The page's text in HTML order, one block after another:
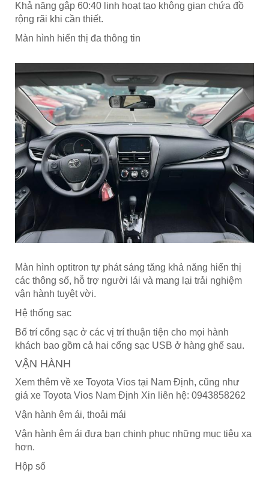
Khả năng gập 60:40 linh hoạt tạo không gian chứa đồ
rộng rãi khi cần thiết.
Màn hình hiển thị đa thông tin
Màn hình optitron tự phát sáng tăng khả năng hiển thị
các thông số, hỗ trợ người lái và mang lại trải nghiệm
vận hành tuyệt vời.
Hệ thống sạc
Bố trí cổng sạc ở các vị trí thuận tiện cho mọi hành
khách bao gồm cả hai cổng sạc USB ở hàng ghế sau.
VẬN HÀNH
Xem thêm về xe Toyota Vios tại Nam Định, cũng như
giá xe Toyota Vios Nam Định Xin liên hệ: 0943858262
Vận hành êm ái, thoải mái
Vận hành êm ái đưa bạn chinh phục những mục tiêu xa
hơn.
Hộp số